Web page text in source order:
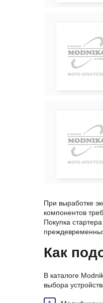
При выработке
компонентов
Покупка
Как
В каталоге
выбора